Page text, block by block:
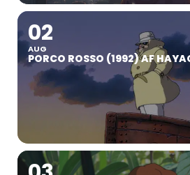
02
AUG
PORCO ROSSO (1992) AF